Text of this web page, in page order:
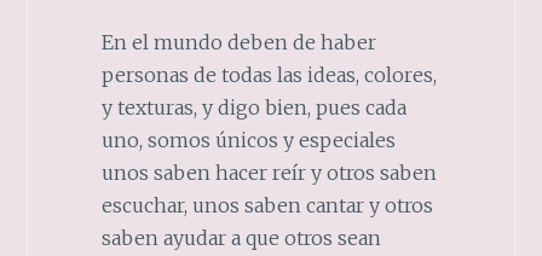
En el mundo deben de haber
personas de todas las ideas, colores,
y texturas, y digo bien, pues cada
uno, somos únicos y especiales
unos saben hacer reír y otros saben
escuchar, unos saben cantar y otros
saben ayudar a que otros sean